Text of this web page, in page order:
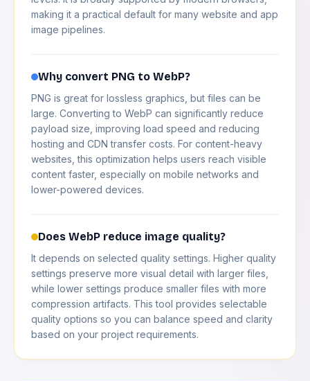
making it a practical default for many website and app
image pipelines.
Why convert PNG to WebP?
PNG is great for lossless graphics, but files can be
large. Converting to WebP can significantly reduce
payload size, improving load speed and reducing
hosting and CDN transfer costs. For content-heavy
websites, this optimization helps users reach visible
content faster, especially on mobile networks and
lower-powered devices.
Does WebP reduce image quality?
It depends on selected quality settings. Higher quality
settings preserve more visual detail with larger files,
while lower settings produce smaller files with more
compression artifacts. This tool provides selectable
quality options so you can balance speed and clarity
based on your project requirements.